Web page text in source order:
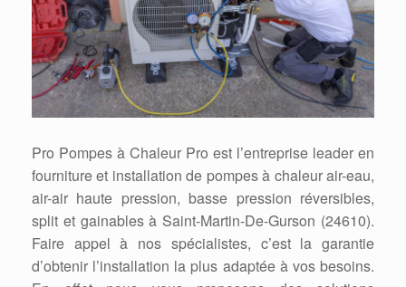
Pro Pompes à Chaleur Pro est l’entreprise leader en
fourniture et installation de pompes à chaleur air-eau,
air-air haute pression, basse pression réversibles,
split et gainables à Saint-Martin-De-Gurson (24610).
Faire appel à nos spécialistes, c’est la garantie
d’obtenir l’installation la plus adaptée à vos besoins.